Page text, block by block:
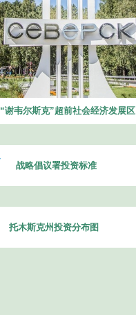
“谢韦尔斯克”超前社会经济发展区
战略倡议署投资标准
托木斯克州投资分布图